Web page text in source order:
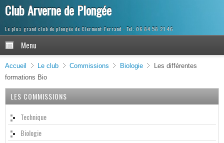
Club Arverne de Plongée
Le plus grand club de plongée de Clermont-Ferrand
Menu
Accueil Le club Commissions Biologie
Les différentes
formations Bio
LES COMMISSIONS
Technique
Biologie